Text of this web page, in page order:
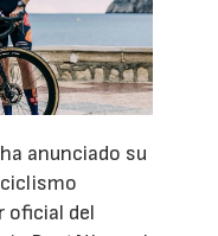
anunciado su
oficial del